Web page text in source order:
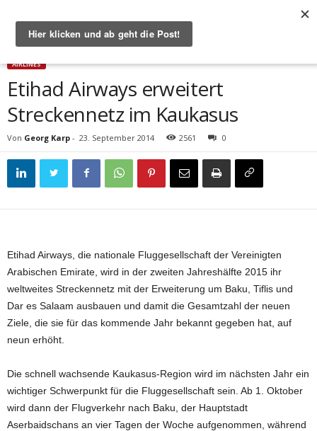
Start Airlines Etihad Airways erweitert Streckennetz im Kaukasus
AIRLINES
Etihad Airways erweitert
Streckennetz im Kaukasus
Von Georg Karp - 23. September 2014 2561 0
Etihad Airways, die nationale Fluggesellschaft der Vereinigten
Arabischen Emirate, wird in der zweiten Jahreshälfte 2015 ihr
weltweites Streckennetz mit der Erweiterung um Baku, Tiflis und
Dar es Salaam ausbauen und damit die Gesamtzahl der neuen
Ziele, die sie für das kommende Jahr bekannt gegeben hat, auf
neun erhöht.
Die schnell wachsende Kaukasus-Region wird im nächsten Jahr ein
wichtiger Schwerpunkt für die Fluggesellschaft sein. Ab 1. Oktober
wird dann der Flugverkehr nach Baku, der Hauptstadt
Aserbaidschans an vier Tagen der Woche aufgenommen, während